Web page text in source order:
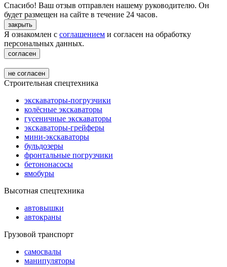
Спасибо! Ваш отзыв отправлен нашему руководителю. Он
будет размещен на сайте в течение 24 часов.
закрыть
Я ознакомлен с соглашением и согласен на обработку
персональных данных.
согласен
не согласен
Строительная спецтехника
экскаваторы-погрузчики
колёсные экскаваторы
гусеничные экскаваторы
экскаваторы-грейферы
мини-экскаваторы
бульдозеры
фронтальные погрузчики
бетононасосы
ямобуры
Высотная спецтехника
автовышки
автокраны
Грузовой транспорт
самосвалы
манипуляторы